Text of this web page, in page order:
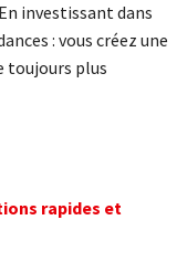
investissant dans
: vous créez une
toujours plus
rapides et